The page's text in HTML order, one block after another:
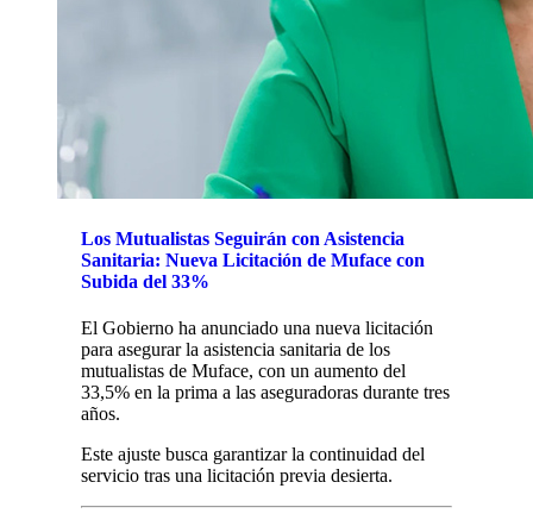
Los Mutualistas Seguirán con Asistencia
Sanitaria: Nueva Licitación de Muface con
Subida del 33%
El Gobierno ha anunciado una nueva licitación
para asegurar la asistencia sanitaria de los
mutualistas de Muface, con un aumento del
33,5% en la prima a las aseguradoras durante tres
años.
Este ajuste busca garantizar la continuidad del
servicio tras una licitación previa desierta.